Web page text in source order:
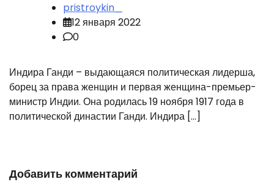
pristroykin_
12 января 2022
0
Индира Ганди – выдающаяся политическая лидерша,
борец за права женщин и первая женщина-премьер-
министр Индии. Она родилась 19 ноября 1917 года в
политической династии Ганди. Индира […]
Добавить комментарий